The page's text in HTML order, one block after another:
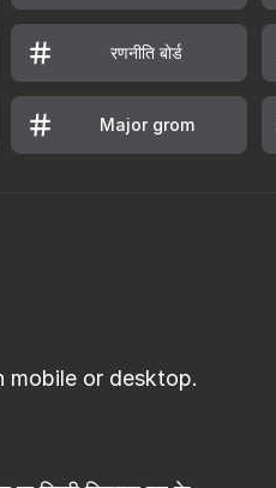
रणनीति बोर्ड
Major grom
mobile or desktop.